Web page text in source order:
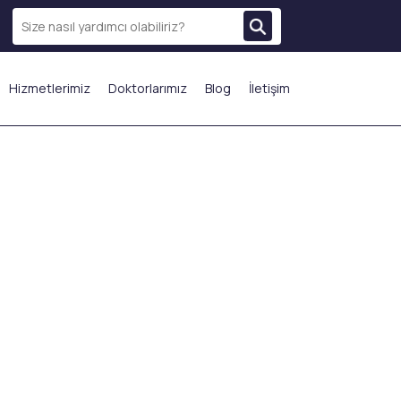
Hizmetlerimiz Doktorlarımız Blog İletişim